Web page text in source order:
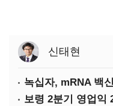
신태현
녹십자, mRNA 백
보령 2분기 영업익